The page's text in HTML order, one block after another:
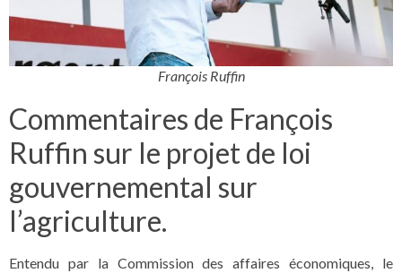
François Ruffin
Commentaires de François
Ruffin sur le projet de loi
gouvernemental sur
l’agriculture.
Entendu par la Commission des affaires économiques, le